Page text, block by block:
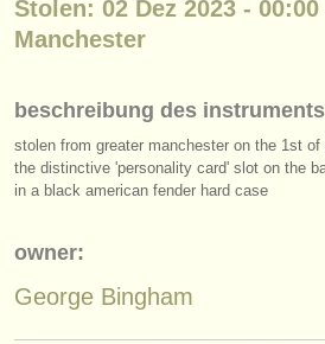
orchester
jugendorchester
musicalchairs:
über musicalchairs
kontakt
rss feeds
Stolen: 02 Dez 2023 -
Manchester
beschreibung des
stolen from greater manchester on the 1st
the distinctive 'personality card' slot on the
in a black american fender hard case
owner:
George Bingham